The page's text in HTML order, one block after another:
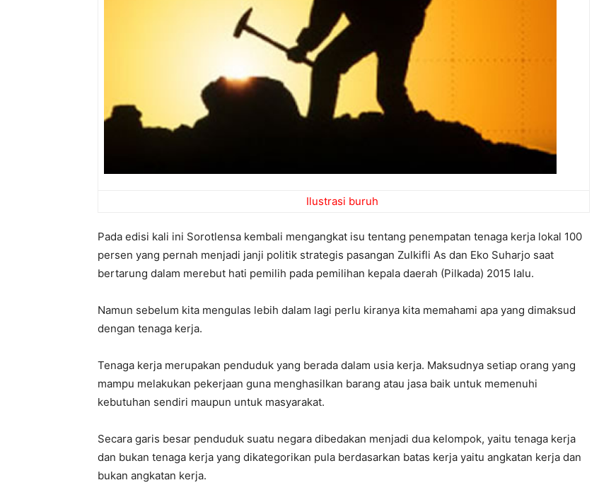
Ilustrasi buruh
Pada edisi kali ini Sorotlensa kembali mengangkat isu tentang penempatan tenaga kerja lokal 100
persen yang pernah menjadi janji politik strategis pasangan Zulkifli As dan Eko Suharjo saat
bertarung dalam merebut hati pemilih pada pemilihan kepala daerah (Pilkada) 2015 lalu.
Namun sebelum kita mengulas lebih dalam lagi perlu kiranya kita memahami apa yang dimaksud
dengan tenaga kerja.
Tenaga kerja merupakan penduduk yang berada dalam usia kerja. Maksudnya setiap orang yang
mampu melakukan pekerjaan guna menghasilkan barang atau jasa baik untuk memenuhi
kebutuhan sendiri maupun untuk masyarakat.
Secara garis besar penduduk suatu negara dibedakan menjadi dua kelompok, yaitu tenaga kerja
dan bukan tenaga kerja yang dikategorikan pula berdasarkan batas kerja yaitu angkatan kerja dan
bukan angkatan kerja.